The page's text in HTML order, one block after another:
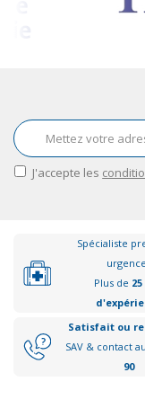
J'accepte les
Spécialiste
Plus de
Satisfait ou
SAV & contact au
90